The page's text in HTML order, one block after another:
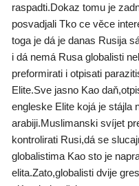
raspadti.Dokaz tomu je
posvadjali Tko ce věce
toga je dá je danas Rusija
i dá nemá Rusa globalisti
preformirati i otpisati
Elite.Sve jasno Kao
engleske Elite kojá je stájla
arabiji.Muslimanski svíjet
kontrolirati Rusi,dá se
globalistima Kao sto je
elita.Zato,globalisti dvije